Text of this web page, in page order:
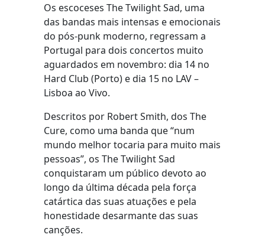
Os escoceses The Twilight Sad, uma
das bandas mais intensas e emocionais
do pós‑punk moderno, regressam a
Portugal para dois concertos muito
aguardados em novembro: dia 14 no
Hard Club (Porto) e dia 15 no LAV –
Lisboa ao Vivo.
Descritos por Robert Smith, dos The
Cure, como uma banda que “num
mundo melhor tocaria para muito mais
pessoas”, os The Twilight Sad
conquistaram um público devoto ao
longo da última década pela força
catártica das suas atuações e pela
honestidade desarmante das suas
canções.